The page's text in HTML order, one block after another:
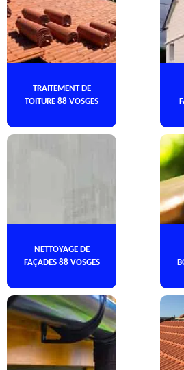
TRAITEMENT DE
TOITURE 88 VOSGES
NETTOYAGE DE
FAÇADES 88 VOSGES